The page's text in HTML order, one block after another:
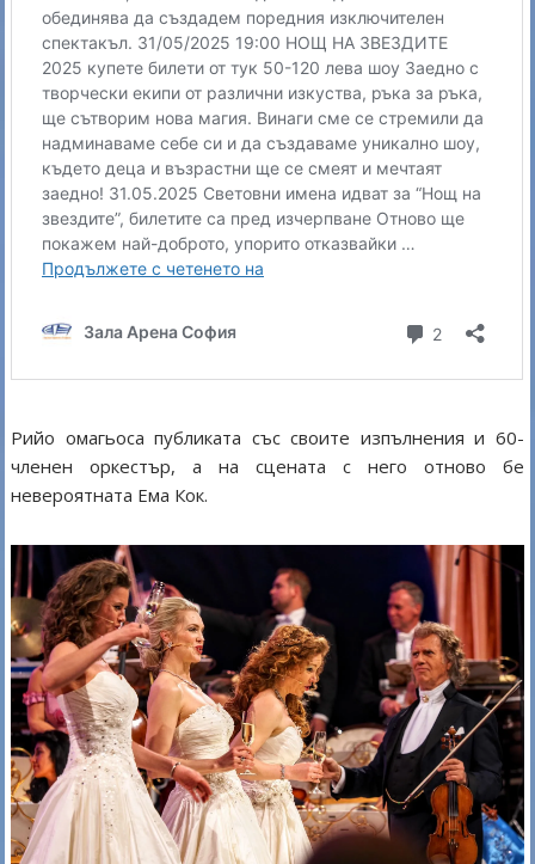
Рийо омагьоса публиката със своите изпълнения и 60-
членен оркестър, а на сцената с него отново бе
невероятната Ема Кок.